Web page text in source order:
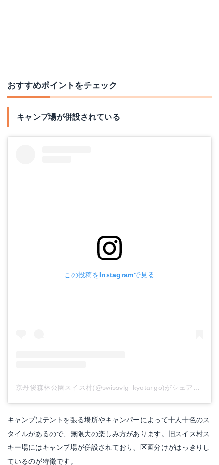
おすすめポイントをチェック
キャンプ場が併設されている
この投稿をInstagramで見る
京丹後森林公園スイス村(@swissvlg_kyotango)がシェアした投稿
キャンプはテントを張る場所やキャンパーによって十人十色のス
タイルがあるので、無限大の楽しみ方があります。旧スイス村ス
キー場にはキャンプ場が併設されており、区画分けがはっきりし
ているのが特徴です。